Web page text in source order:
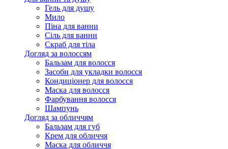
Гель для душу
Мило
Піна для ванни
Сіль для ванни
Скраб для тіла
Догляд за волоссям
Бальзам для волосся
Засоби для укладки волосся
Кондиціонер для волосся
Маска для волосся
Фарбування волосся
Шампунь
Догляд за обличчям
Бальзам для губ
Крем для обличчя
Маска для обличчя